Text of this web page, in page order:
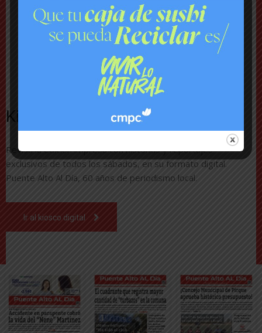
Kiosco digital
Revisa la edición impresa con historias y reportajes
exclusivos de todos los sábados, en su formato digital.
Puente Alto Al Día, 60 años de periodismo local.
Ir al kiosco digital